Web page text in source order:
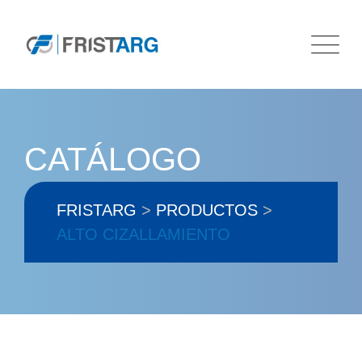
content
CATÁLOGO
FRISTARG > PRODUCTOS >
ALTO CIZALLAMIENTO